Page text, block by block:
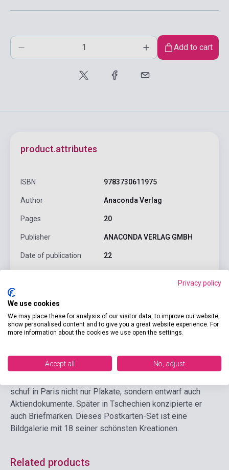
Add to cart
product.attributes
ISBN 9783730611975
Author Anaconda Verlag
Pages 20
Publisher ANACONDA VERLAG GMBH
Date of publication 22
1939) ist einer der wichtigsten Vertreter des Jugendstils.
Seine Plakate und Bilder mit Blumen verzierten Frauen
schuf in Paris nicht nur Plakate, sondern entwarf auch
Aktiendokumente. Später in Tschechien konzipierte er
auch Briefmarken. Dieses Postkarten-Set ist eine
Bildgalerie mit 18 seiner schönsten Kreationen.
Related products
Privacy policy
We use cookies
We may place these for analysis of our visitor data, to improve our website,
show personalised content and to give you a great website experience. For
more information about the cookies we use open the settings.
Accept all No, adjust